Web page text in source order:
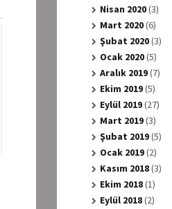
Nisan 2020(3)
Mart 2020(6)
Şubat 2020(3)
Ocak 2020(5)
Aralık 2019(7)
Ekim 2019(5)
Eylül 2019(27)
Mart 2019(3)
Şubat 2019(5)
Ocak 2019(2)
Kasım 2018(3)
Ekim 2018(1)
Eylül 2018(2)